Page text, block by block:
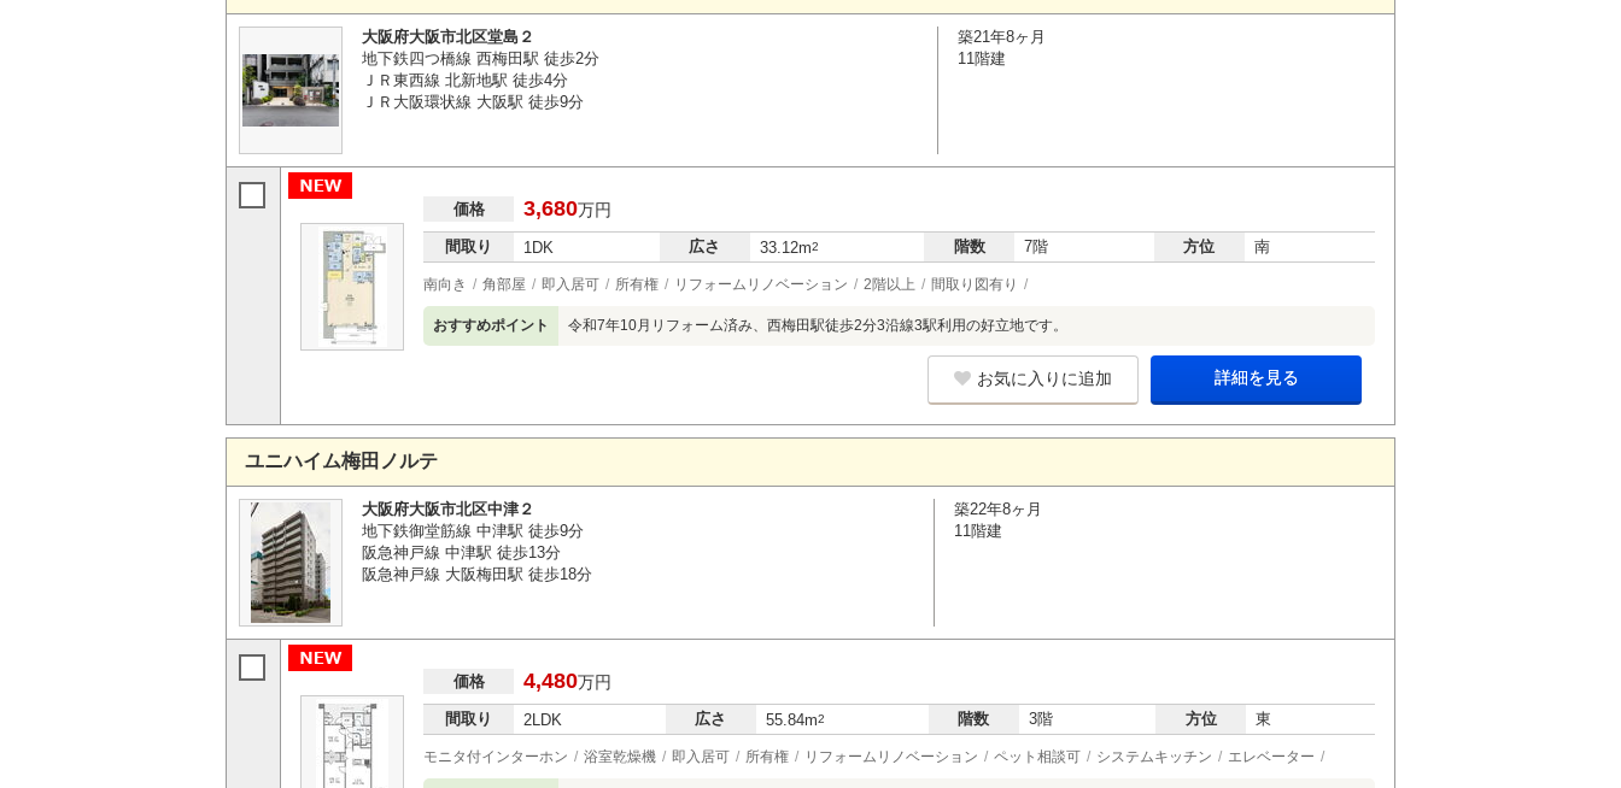
大阪府大阪市北区堂島２
地下鉄四つ橋線 西梅田駅 徒歩2分
ＪＲ東西線 北新地駅 徒歩4分
ＪＲ大阪環状線 大阪駅 徒歩9分
築21年8ヶ月
11階建
価格 3,680万円
間取り 1DK 広さ 33.12m2 階数 7階 方位 南
南向き 角部屋 即入居可 所有権 リフォームリノベーション 2階以上 間取り図有り
おすすめポイント 令和7年10月リフォーム済み、西梅田駅徒歩2分3沿線3駅利用の好立地です。
お気に入りに追加 詳細を見る
ユニハイム梅田ノルテ
大阪府大阪市北区中津２
地下鉄御堂筋線 中津駅 徒歩9分
阪急神戸線 中津駅 徒歩13分
阪急神戸線 大阪梅田駅 徒歩18分
築22年8ヶ月
11階建
価格 4,480万円
間取り 2LDK 広さ 55.84m2 階数 3階 方位 東
モニタ付インターホン 浴室乾燥機 即入居可 所有権 リフォームリノベーション ペット相談可 システムキッチン エレベーター